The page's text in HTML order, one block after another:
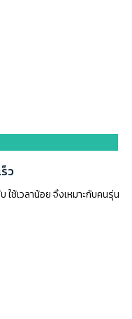
ว
ช้เวลาน้อย จึงเหมาะกับคนรุ่น